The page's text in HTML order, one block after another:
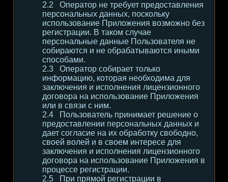
Оператор не требует предоставления
персональных данных, поскольку
использование Приложения возможно без
регистрации. В таком случае
персональные данные Пользователя не
собираются и не обрабатываются иными
способами.
Оператор собирает только
информацию, которая необходима для
заключения и исполнения лицензионного
договора на использование Приложения
или в связи с ним.
Пользователь принимает решение о
предоставлении персональных данных и
дает согласие на их обработку свободно,
своей волей и в своем интересе для
заключения и исполнения лицензионного
договора на использование Приложения в
процессе регистрации.
При прямой регистрации в